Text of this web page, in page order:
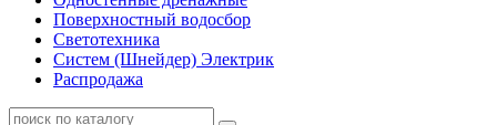
Поверхностный водосбор
Светотехника
Систем (Шнейдер) Электрик
Распродажа